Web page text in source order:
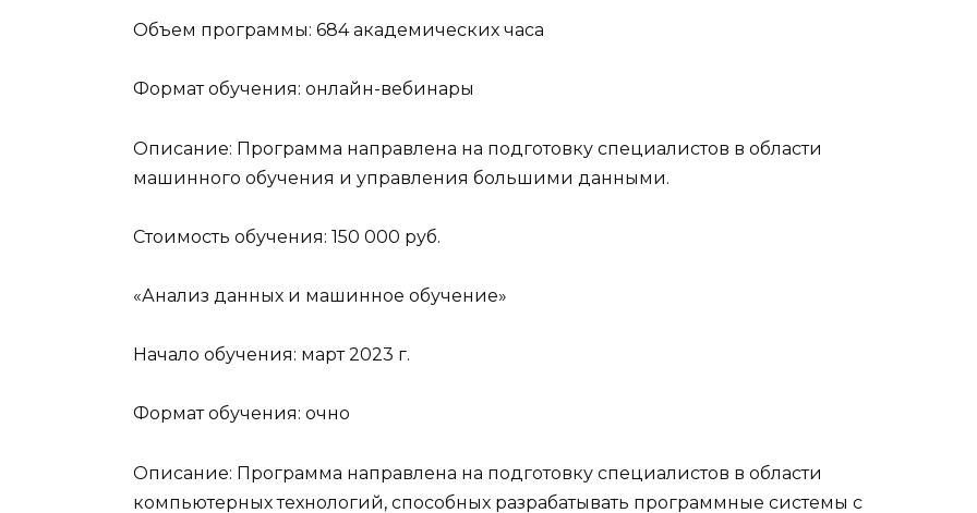
Объем программы: 684 академических часа
Формат обучения: онлайн-вебинары
Описание: Программа направлена на подготовку специалистов в области
машинного обучения и управления большими данными.
Стоимость обучения: 150 000 руб.
«Анализ данных и машинное обучение»
Начало обучения: март 2023 г.
Формат обучения: очно
Описание: Программа направлена на подготовку специалистов в области
компьютерных технологий, способных разрабатывать программные системы с